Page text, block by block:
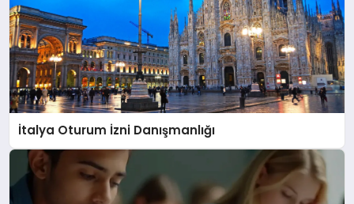
İtalya Oturum İzni Danışmanlığı